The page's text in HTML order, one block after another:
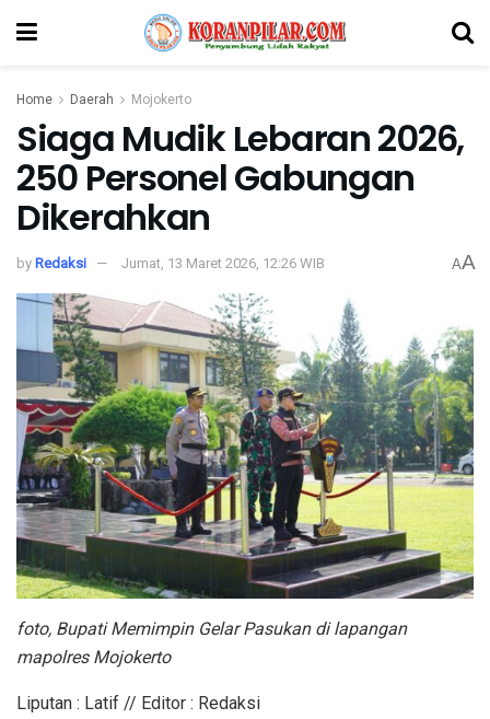
Home Daerah Mojokerto
Siaga Mudik Lebaran 2026,
250 Personel Gabungan
Dikerahkan
by Redaksi Jumat, 13 Maret 2026, 12:26 WIB AA
foto, Bupati Memimpin Gelar Pasukan di lapangan
mapolres Mojokerto
Liputan : Latif // Editor : Redaksi